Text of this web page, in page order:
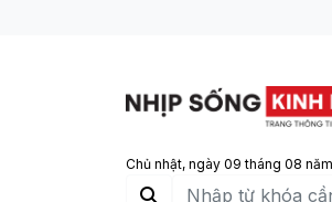
Chủ nhật, ngày 09 tháng 08